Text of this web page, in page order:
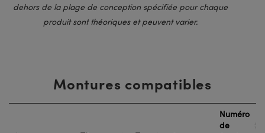
dehors de la plage de conception spécifiée pour chaque
produit sont théoriques et peuvent varier.
Montures compatibles
Numéro
de